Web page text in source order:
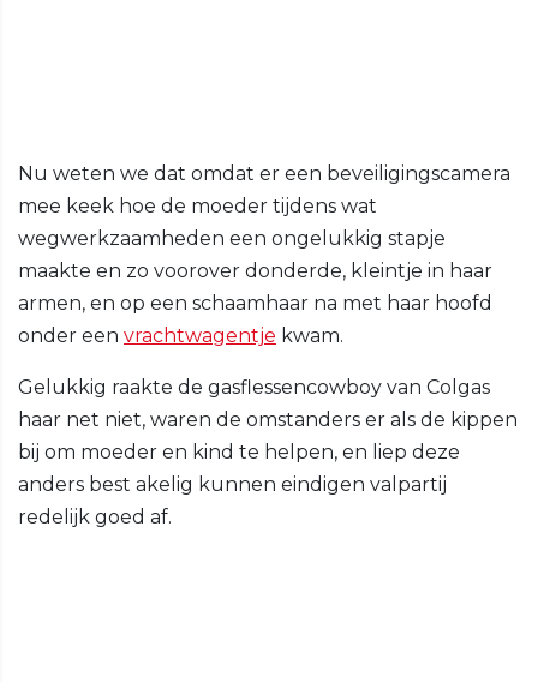
Nu weten we dat omdat er een beveiligingscamera
mee keek hoe de moeder tijdens wat
wegwerkzaamheden een ongelukkig stapje
maakte en zo voorover donderde, kleintje in haar
armen, en op een schaamhaar na met haar hoofd
onder een vrachtwagentje kwam.
Gelukkig raakte de gasflessencowboy van Colgas
haar net niet, waren de omstanders er als de kippen
bij om moeder en kind te helpen, en liep deze
anders best akelig kunnen eindigen valpartij
redelijk goed af.